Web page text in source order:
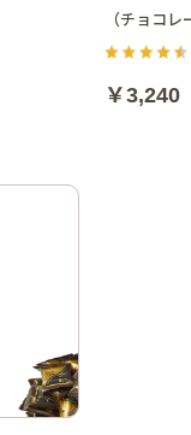
（チョコレ
￥3,240